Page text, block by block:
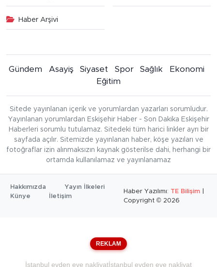
Haber Arşivi
Gündem Asayiş Siyaset Spor Sağlık
Ekonomi
Eğitim
Sitede yayınlanan içerik ve yorumlardan yazarları sorumludur.
Yayınlanan yorumlardan Eskişehir Haber - Son Dakika Eskişehir
Haberleri sorumlu tutulamaz. Sitedeki tüm harici linkler ayrı bir
sayfada açılır. Sitemizde yayınlanan haber, köşe yazıları ve
fotoğraflar izin alınmaksızın kaynak gösterilse dahi, herhangi bir
ortamda kullanılamaz ve yayınlanamaz
Hakkımızda
Yayın İlkeleri
Künye
İletişim
Haber Yazılımı: TE Bilişim
Copyright © 2026
REKLAM
İstanbul evden eve nakliyatİstanbul evden eve nakliyat